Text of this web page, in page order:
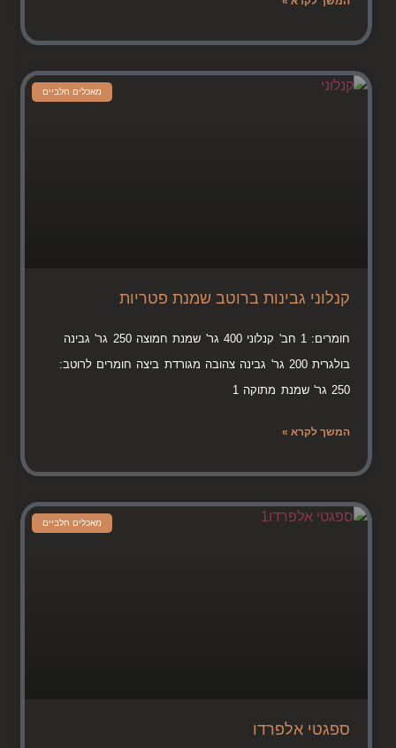
מאכלים חלביים
קנלוני גבינות ברוטב שמנת פטריות
חומרים: 1 חב' קנלוני 400 גר' שמנת חמוצה 250 גר' גבינה
בולגרית 200 גר' גבינה צהובה מגורדת ביצה חומרים לרוטב:
250 גר' שמנת מתוקה 1
המשך לקרא »
מאכלים חלביים
ספגטי אלפרדו